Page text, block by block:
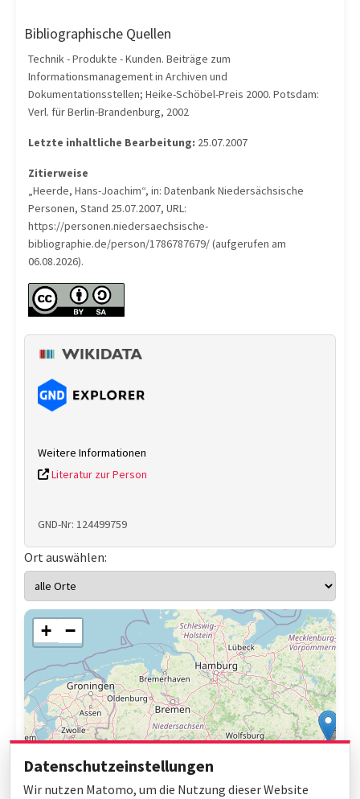
Bibliographische Quellen
Technik - Produkte - Kunden. Beiträge zum
Informationsmanagement in Archiven und
Dokumentationsstellen; Heike-Schöbel-Preis 2000. Potsdam:
Verl. für Berlin-Brandenburg, 2002
Letzte inhaltliche Bearbeitung: 25.07.2007
Zitierweise
„Heerde, Hans-Joachim“, in: Datenbank Niedersächsische
Personen, Stand 25.07.2007, URL:
https://personen.niedersaechsische-
bibliographie.de/person/1786787679/ (aufgerufen am
06.08.2026).
Weitere Informationen
Literatur zur Person
GND-Nr: 124499759
Ort auswählen:
+ −
Datenschutzeinstellungen
Wir nutzen Matomo, um die Nutzung dieser Website